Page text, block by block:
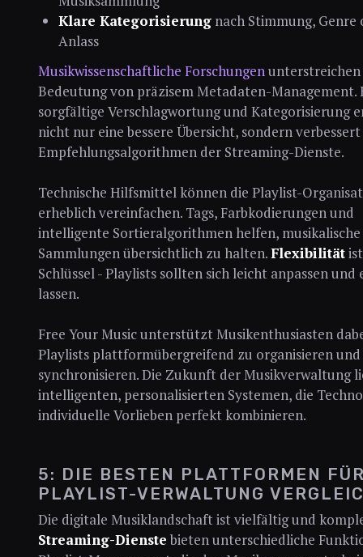
Klare Kategorisierungnach Stimmung, Genre
Anlass
Musikwissenschaftliche Forschungenunterstreichen
Bedeutung von präzisem Metadaten-Management.
sorgfältige Verschlagwortung und Kategorisierung
nicht nur eine bessere Übersicht, sondern
Empfehlungsalgorithmen der Streaming-Dienste.
Technische Hilfsmittel können die Playlist-
erheblich vereinfachen. Tags, Farbkodierungen und
intelligente Sortieralgorithmen helfen, musikalische
Sammlungen übersichtlich zu halten.Flexibilitätist
Schlüssel - Playlists sollten sich leicht anpassen und
lassen.
Free Your Music unterstützt Musikenthusiasten
Playlists plattformübergreifend zu organisieren
synchronisieren. Die Zukunft der Musikverwaltung
intelligenten, personalisierten Systemen, die
individuelle Vorlieben perfekt kombinieren.
5: DIE BESTEN PLATTFORMEN
PLAYLIST-VERWALTUNG
Die digitale Musiklandschaft ist vielfältig und
Streaming-Dienste bieten unterschiedliche